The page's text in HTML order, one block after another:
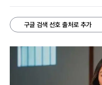
구글 검색 선호 출처로 추가